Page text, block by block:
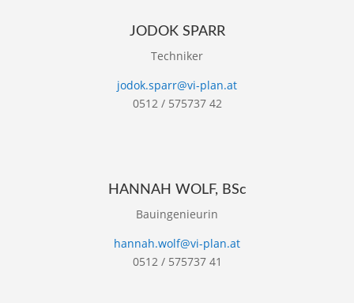
JODOK SPARR
Techniker
jodok.sparr@vi-plan.at
0512 / 575737 42
HANNAH WOLF, BSc
Bauingenieurin
hannah.wolf@vi-plan.at
0512 / 575737 41